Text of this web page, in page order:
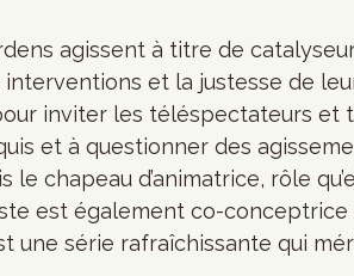
agissent à titre de
et la justesse de
inviter les téléspectateurs
et à questionner des
le chapeau d’animatrice, rôle
est également co-conceptrice
une série rafraîchissante qui